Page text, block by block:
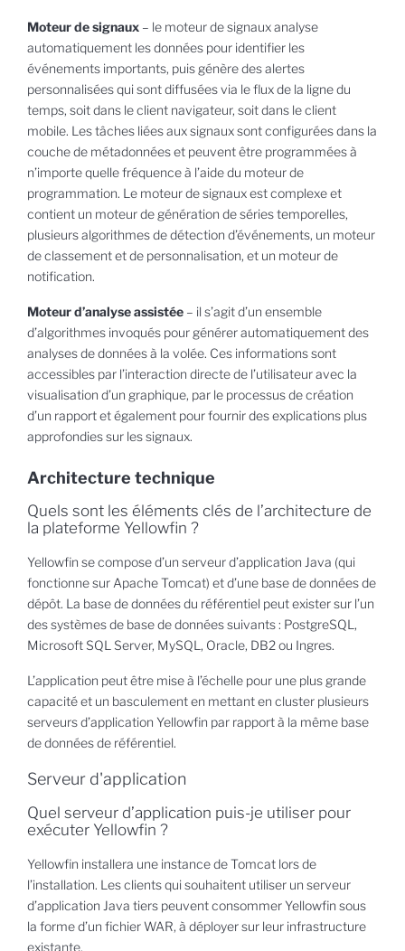
Moteur de signaux – le moteur de signaux analyse
automatiquement les données pour identifier les
événements importants, puis génère des alertes
personnalisées qui sont diffusées via le flux de la ligne du
temps, soit dans le client navigateur, soit dans le client
mobile. Les tâches liées aux signaux sont configurées dans la
couche de métadonnées et peuvent être programmées à
n’importe quelle fréquence à l’aide du moteur de
programmation. Le moteur de signaux est complexe et
contient un moteur de génération de séries temporelles,
plusieurs algorithmes de détection d’événements, un moteur
de classement et de personnalisation, et un moteur de
notification.
Moteur d’analyse assistée – il s’agit d’un ensemble
d’algorithmes invoqués pour générer automatiquement des
analyses de données à la volée. Ces informations sont
accessibles par l’interaction directe de l’utilisateur avec la
visualisation d’un graphique, par le processus de création
d’un rapport et également pour fournir des explications plus
approfondies sur les signaux.
Architecture technique
Quels sont les éléments clés de l’architecture de
la plateforme Yellowfin ?
Yellowfin se compose d’un serveur d’application Java (qui
fonctionne sur Apache Tomcat) et d’une base de données de
dépôt. La base de données du référentiel peut exister sur l’un
des systèmes de base de données suivants : PostgreSQL,
Microsoft SQL Server, MySQL, Oracle, DB2 ou Ingres.
L’application peut être mise à l’échelle pour une plus grande
capacité et un basculement en mettant en cluster plusieurs
serveurs d’application Yellowfin par rapport à la même base
de données de référentiel.
Serveur d'application
Quel serveur d’application puis-je utiliser pour
exécuter Yellowfin ?
Yellowfin installera une instance de Tomcat lors de
l’installation. Les clients qui souhaitent utiliser un serveur
d’application Java tiers peuvent consommer Yellowfin sous
la forme d’un fichier WAR, à déployer sur leur infrastructure
existante.